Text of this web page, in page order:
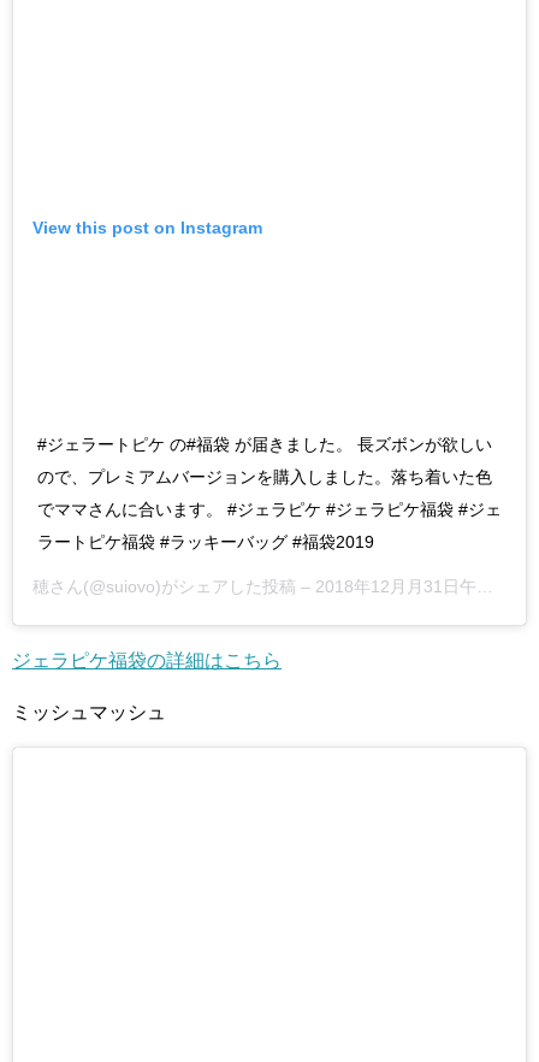
View this post on Instagram
#ジェラートピケ の#福袋 が届きました。 長ズボンが欲しい
ので、プレミアムバージョンを購入しました。落ち着いた色
でママさんに合います。 #ジェラピケ #ジェラピケ福袋 #ジェ
ラートピケ福袋 #ラッキーバッグ #福袋2019
穂さん(@suiovo)がシェアした投稿 – 2018年12月月31日午後8時20分PST
ジェラピケ福袋の詳細はこちら
ミッシュマッシュ